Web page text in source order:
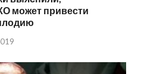
может привести